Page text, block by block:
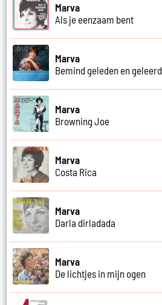
Marva
Als je eenzaam bent
Marva
Bemind geleden en geleerd
Marva
Browning Joe
Marva
Costa Rica
Marva
Darla dirladada
Marva
De lichtjes in mijn ogen